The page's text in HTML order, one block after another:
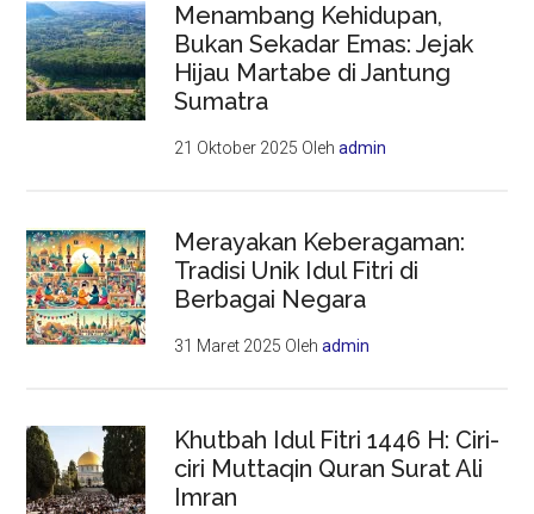
Menambang Kehidupan,
Bukan Sekadar Emas: Jejak
Hijau Martabe di Jantung
Sumatra
21 Oktober 2025 Olehadmin
Merayakan Keberagaman:
Tradisi Unik Idul Fitri di
Berbagai Negara
31 Maret 2025 Olehadmin
Khutbah Idul Fitri 1446 H: Ciri-
ciri Muttaqin Quran Surat Ali
Imran